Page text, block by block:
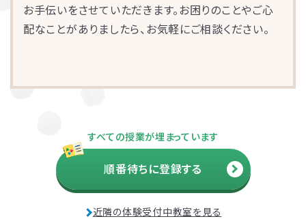
お手伝いをさせていただきます。お困りのことやご心
配なことがありましたら、お気軽にご相談ください。
すべての授業が埋まっています
順番待ちに登録する
近隣の体験受付中教室を見る
よくある質問
お子さまに対する適切な関わり方がわかることで、育児ストレスが
るようになった」など、多くの方にご好評をいただいています。
プログラムを聞くだけですか？